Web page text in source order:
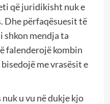
që juridikisht nuk e
Dhe përfaqësuesit të
shkon mendja ta
falenderojë kombin
me vrasësit e
u vu në dukje kjo